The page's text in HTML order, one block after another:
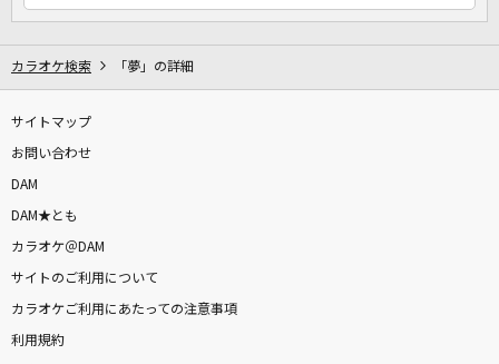
カラオケ検索 「夢」の詳細
サイトマップ
お問い合わせ
DAM
DAM★とも
カラオケ＠DAM
サイトのご利用について
カラオケご利用にあたっての注意事項
利用規約